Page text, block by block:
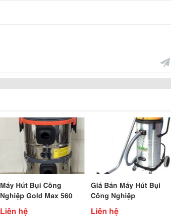
Máy Hút Bụi Công
Nghiệp Gold Max 560
Liên hệ
Giá Bán Máy Hút Bụi
Công Nghiệp
Liên hệ